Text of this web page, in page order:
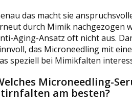
das macht sie
durch Mimik nachgezogen
Aging-Ansatz oft nicht aus.
das Microneedling mit
speziell bei Mimikfalten
Microneedling-
am besten?